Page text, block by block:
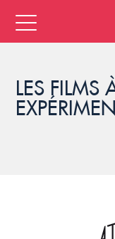
LES FILMS